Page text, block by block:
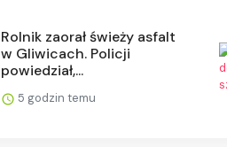
Rolnik zaorał świeży asfalt
w Gliwicach. Policji
powiedział,...
5 godzin temu